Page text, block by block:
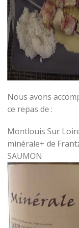
Nous avons
ce repas de :
Montlouis Sur
minérale+ de
SAUMON